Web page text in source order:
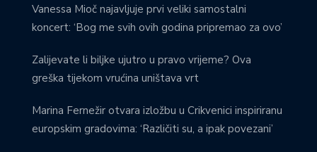
Vanessa Mioč najavljuje prvi veliki samostalni
koncert: ‘Bog me svih ovih godina pripremao za ovo’
Zalijevate li biljke ujutro u pravo vrijeme? Ova
greška tijekom vrućina uništava vrt
Marina Fernežir otvara izložbu u Crikvenici inspiriranu
europskim gradovima: ‘Različiti su, a ipak povezani’